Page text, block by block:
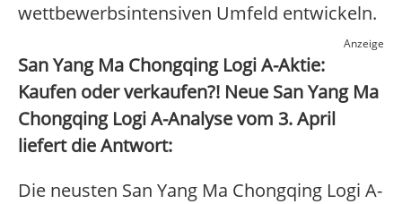
wettbewerbsintensiven Umfeld entwickeln.
Anzeige
San Yang Ma Chongqing Logi A-Aktie:
Kaufen oder verkaufen?! Neue San Yang Ma
Chongqing Logi A-Analyse vom 3. April
liefert die Antwort:
Die neusten San Yang Ma Chongqing Logi A-